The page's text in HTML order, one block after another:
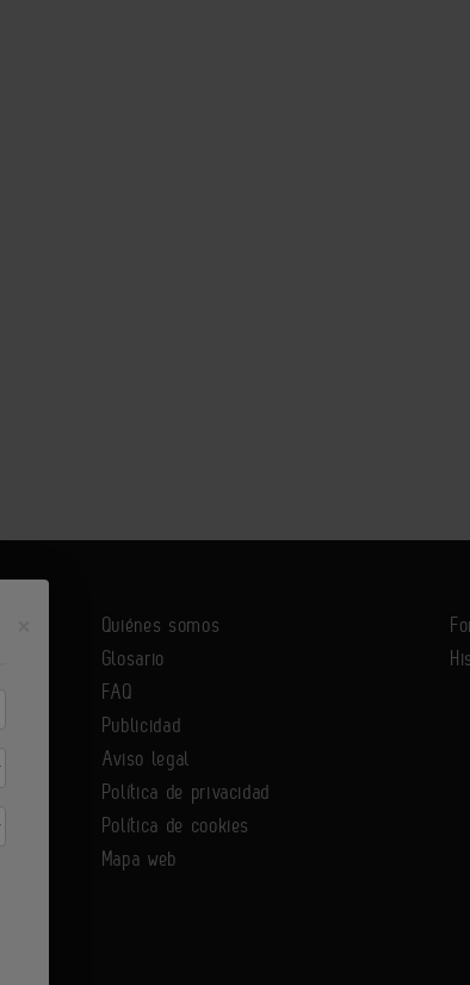
Quiénes somos
Glosario
FAQ
Publicidad
Aviso legal
Política de privacidad
Política de cookies
Mapa web